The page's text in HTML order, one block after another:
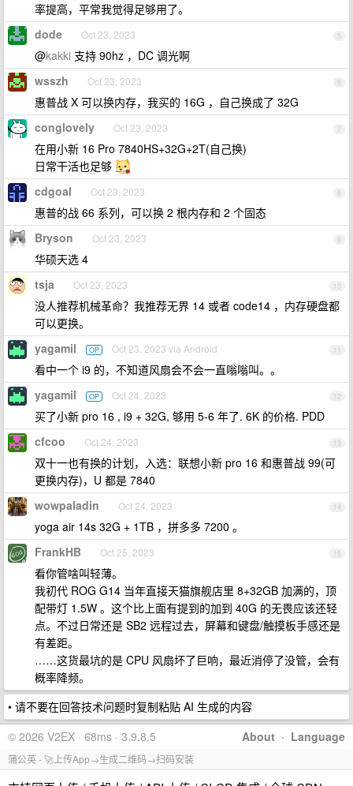
率提高，平常我觉得足够用了。
5
dode Oct 23, 2023
@kakki 支持 90hz ，DC 调光啊
6
wsszh Oct 23, 2023
惠普战 X 可以换内存，我买的 16G ，自己换成了 32G
7
conglovely Oct 23, 2023
在用小新 16 Pro 7840HS+32G+2T(自己换)
日常干活也足够
8
cdgoal Oct 23, 2023
惠普的战 66 系列，可以换 2 根内存和 2 个固态
9
Bryson Oct 23, 2023
华硕天选 4
10
tsja Oct 23, 2023
没人推荐机械革命？我推荐无界 14 或者 code14 ，内存硬盘都
可以更换。
11
yagamil OP Oct 23, 2023 via Android
看中一个 i9 的，不知道风扇会不会一直嗡嗡叫。。
12
yagamil OP Oct 24, 2023
买了小新 pro 16 , i9 + 32G, 够用 5-6 年了. 6K 的价格. PDD
13
cfcoo Oct 24, 2023
双十一也有换的计划，入选：联想小新 pro 16 和惠普战 99(可
更换内存)，U 都是 7840
14
wowpaladin Oct 24, 2023
yoga air 14s 32G + 1TB ，拼多多 7200 。
15
FrankHB Oct 25, 2023
看你管啥叫轻薄。
我初代 ROG G14 当年直接天猫旗舰店里 8+32GB 加满的，顶
配带灯 1.5W 。这个比上面有提到的加到 40G 的无畏应该还轻
点。不过日常还是 SB2 远程过去，屏幕和键盘/触摸板手感还是
有差距。
……这货最坑的是 CPU 风扇坏了巨响，最近消停了没管，会有
概率降频。
• 请不要在回答技术问题时复制粘贴 AI 生成的内容
About · Language
© 2026 V2EX · 68ms · 3.9.8.5
蒲公英 - 🚀上传App→生成二维码→扫码安装